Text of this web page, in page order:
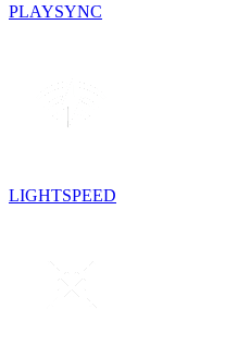
PLAYSYNC
LIGHTSPEED